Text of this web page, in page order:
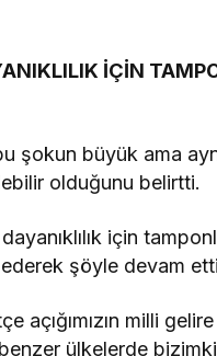
İÇİN
şokun büyük ama
olduğunu belirtti.
için
şöyle devam
açığımızın milli gelire
ülkelerde